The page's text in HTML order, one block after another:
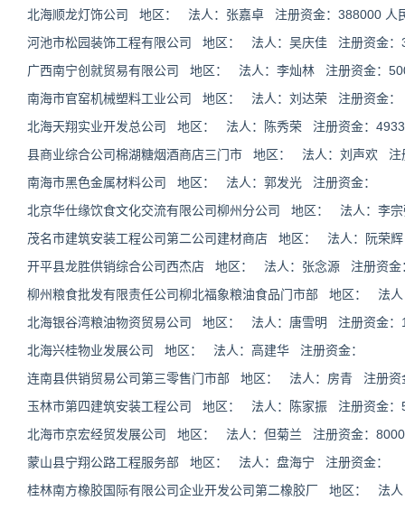
北海顺龙灯饰公司 地区： 法人：张嘉卓 注册资金：388000 人
河池市松园装饰工程有限公司 地区： 法人：吴庆佳 注册资金：
广西南宁创就贸易有限公司 地区： 法人：李灿林 注册资金：
南海市官窑机械塑料工业公司 地区： 法人：刘达荣 注册资金：
北海天翔实业开发总公司 地区： 法人：陈秀荣 注册资金：
县商业综合公司棉湖糖烟酒商店三门市 地区： 法人：刘声欢 注
南海市黑色金属材料公司 地区： 法人：郭发光 注册资金：
北京华仕缘饮食文化交流有限公司柳州分公司 地区： 法人：李
茂名市建筑安装工程公司第二公司建材商店 地区： 法人：阮荣
开平县龙胜供销综合公司西杰店 地区： 法人：张念源 注册资金
柳州粮食批发有限责任公司柳北福象粮油食品门市部 地区： 法
北海银谷湾粮油物资贸易公司 地区： 法人：唐雪明 注册资金：
北海兴桂物业发展公司 地区： 法人：高建华 注册资金：
连南县供销贸易公司第三零售门市部 地区： 法人：房青 注册资
玉林市第四建筑安装工程公司 地区： 法人：陈家振 注册资金：
北海市京宏经贸发展公司 地区： 法人：但菊兰 注册资金：
蒙山县宁翔公路工程服务部 地区： 法人：盘海宁 注册资金：
桂林南方橡胶国际有限公司企业开发公司第二橡胶厂 地区： 法